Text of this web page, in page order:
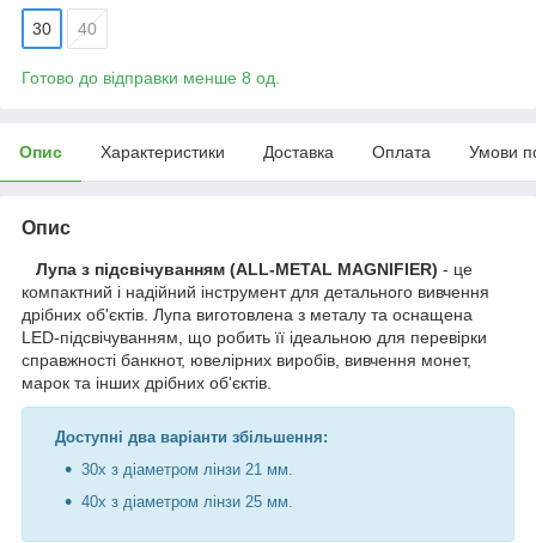
30 40
Готово до відправки менше 8 од.
Опис Характеристики Доставка Оплата Умови
Опис
Лупа з підсвічуванням (ALL-METAL MAGNIFIER) - це
компактний і надійний інструмент для детального вивчення
дрібних об'єктів. Лупа виготовлена з металу та оснащена
LED-підсвічуванням, що робить її ідеальною для перевірки
справжності банкнот, ювелірних виробів, вивчення монет,
марок та інших дрібних об'єктів.
Доступні два варіанти збільшення:
30x з діаметром лінзи 21 мм.
40x з діаметром лінзи 25 мм.